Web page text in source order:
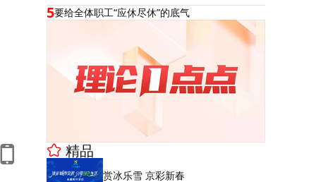
5要给全体职工“应休尽休”的底气
精品
赏冰乐雪 京彩新春